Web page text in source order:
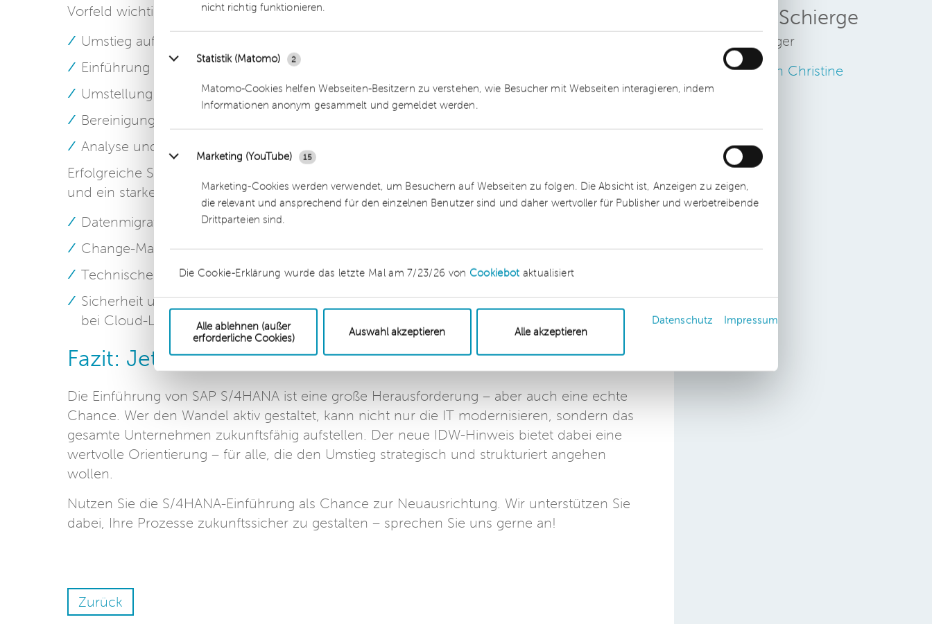
nicht richtig funktionieren.
Statistik (Matomo) 2
Matomo-Cookies helfen Webseiten-Besitzern zu verstehen, wie Besucher mit Webseiten interagieren, indem
Informationen anonym gesammelt und gemeldet werden.
Marketing (YouTube) 15
Marketing-Cookies werden verwendet, um Besuchern auf Webseiten zu folgen. Die Absicht ist, Anzeigen zu zeigen,
die relevant und ansprechend für den einzelnen Benutzer sind und daher wertvoller für Publisher und werbetreibende
Drittparteien sind.
Die Cookie-Erklärung wurde das letzte Mal am 7/23/26 von Cookiebot aktualisiert
Alle ablehnen (außer
erforderliche Cookies)
Auswahl akzeptieren Alle akzeptieren
Datenschutz Impressum
Vorfeld wichtige Grundlagen zu schaffen bzw. einige Aufgaben vorgelagert zu betrachten:
Umstieg auf die HANA-Datenbank
Einführung des SAP Business Partners
Umstellung auf das neue Hauptbuch
Bereinigung und Harmonisierung von Altdaten
Analyse und Anpassung von Eigenentwicklungen (Custom Code)
Erfolgreiche S/4HANA-Projekte zeichnen sich durch klare Kommunikation, saubere Daten
und ein starkes Change- Management aus. Besonders wichtig sind:
Datenmigration und -qualität: ohne saubere Daten kein stabiles System
Change-Management: Mitarbeitende frühzeitig einbinden und mitnehmen
Technische Integration: Schnittstellen und Abhängigkeiten rechtzeitig klären
Sicherheit undCompliance: interne Kontrollsysteme und Verträge anpassen – vor allem
bei Cloud-Lösungen
Fazit: Jetzt die Weichen stellen
Die Einführung von SAP S/4HANA ist eine große Herausforderung – aber auch eine echte
Chance. Wer den Wandel aktiv gestaltet, kann nicht nur die IT modernisieren, sondern das
gesamte Unternehmen zukunftsfähig aufstellen. Der neue IDW-Hinweis bietet dabei eine
wertvolle Orientierung – für alle, die den Umstieg strategisch und strukturiert angehen
wollen.
Nutzen Sie die S/4HANA-Einführung als Chance zur Neuausrichtung. Wir unterstützen Sie
dabei, Ihre Prozesse zukunftssicher zu gestalten – sprechen Sie uns gerne an!
Zurück
Christine Schierge
Prozessmanager
Zum Profil von Christine
Schierge